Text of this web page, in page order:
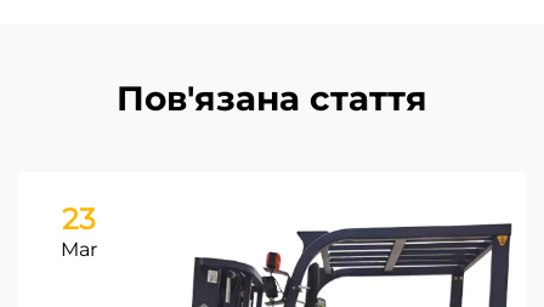
Пов'язана стаття
23
Mar